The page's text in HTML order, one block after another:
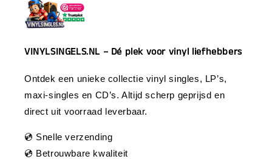
VINYLSINGELS.NL – Dé plek voor vinyl liefhebbers
Ontdek een unieke collectie vinyl singles, LP’s,
maxi-singles en CD’s. Altijd scherp geprijsd en
direct uit voorraad leverbaar.
💿 Snelle verzending
💿 Betrouwbare kwaliteit